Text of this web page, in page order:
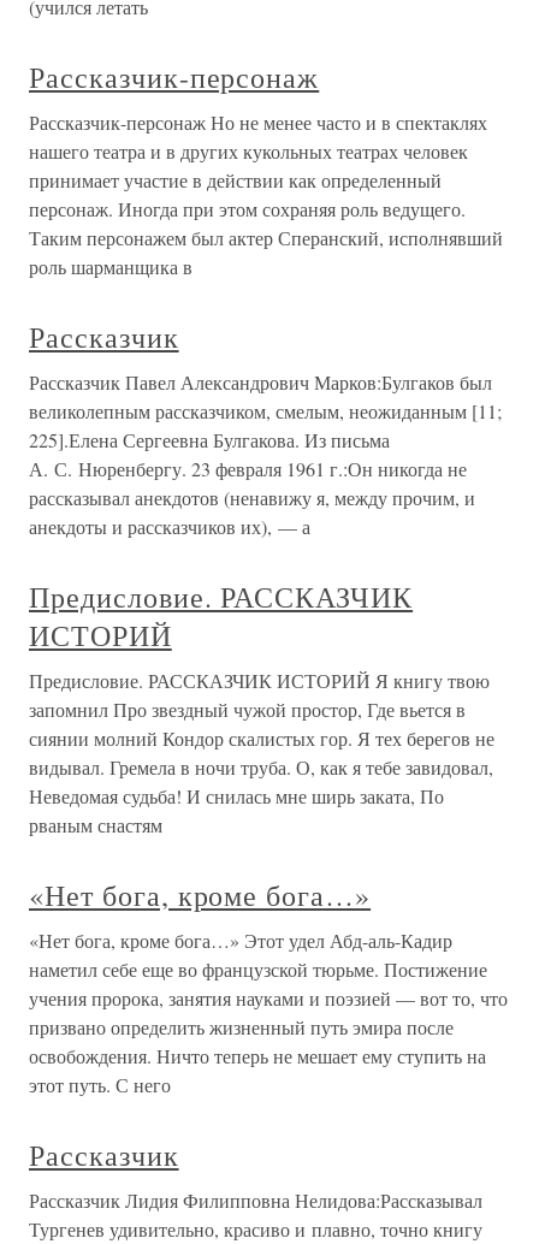
(учился летать
Рассказчик-персонаж
Рассказчик-персонаж Но не менее часто и в спектаклях
нашего театра и в других кукольных театрах человек
принимает участие в действии как определенный
персонаж. Иногда при этом сохраняя роль ведущего.
Таким персонажем был актер Сперанский, исполнявший
роль шарманщика в
Рассказчик
Рассказчик Павел Александрович Марков:Булгаков был
великолепным рассказчиком, смелым, неожиданным [11;
225].Елена Сергеевна Булгакова. Из письма
А. С. Нюренбергу. 23 февраля 1961 г.:Он никогда не
рассказывал анекдотов (ненавижу я, между прочим, и
анекдоты и рассказчиков их), — а
Предисловие. РАССКАЗЧИК
ИСТОРИЙ
Предисловие. РАССКАЗЧИК ИСТОРИЙ Я книгу твою
запомнил Про звездный чужой простор, Где вьется в
сиянии молний Кондор скалистых гор. Я тех берегов не
видывал. Гремела в ночи труба. О, как я тебе завидовал,
Неведомая судьба! И снилась мне ширь заката, По
рваным снастям
«Нет бога, кроме бога…»
«Нет бога, кроме бога…» Этот удел Абд-аль-Кадир
наметил себе еще во французской тюрьме. Постижение
учения пророка, занятия науками и поэзией — вот то, что
призвано определить жизненный путь эмира после
освобождения. Ничто теперь не мешает ему ступить на
этот путь. С него
Рассказчик
Рассказчик Лидия Филипповна Нелидова:Рассказывал
Тургенев удивительно, красиво и плавно, точно книгу